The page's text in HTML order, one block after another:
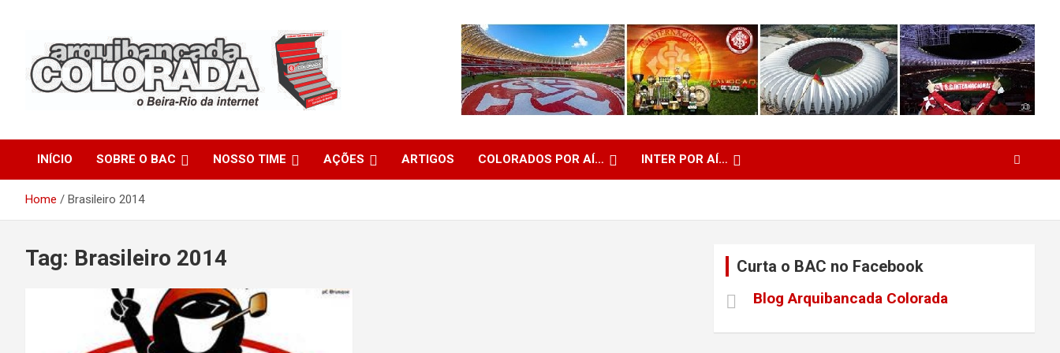
Arquibancada Colorada
INÍCIO SOBRE O BAC NOSSO TIME AÇÕES ARTIGOS COLORADOS POR AÍ… INTER POR AÍ…
Home Brasileiro 2014
Tag: Brasileiro 2014 Curta o BAC no Facebook
Blog Arquibancada Colorada